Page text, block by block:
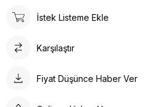
İstek Listeme Ekle
Karşılaştır
Fiyat Düşünce Haber Ver